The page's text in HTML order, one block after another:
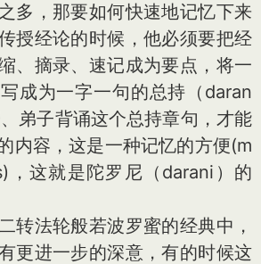
多，那要如何快速地记忆下来
授经论的时候，他必须要把经
、摘录、速记成为要点，将一
成为一字一句的总持（daran
弟子背诵这个总持章句，才能
内容，这是一种记忆的方便(m
，这就是陀罗尼（darani）的
转法轮般若波罗蜜的经典中，
更进一步的深意，有的时候这